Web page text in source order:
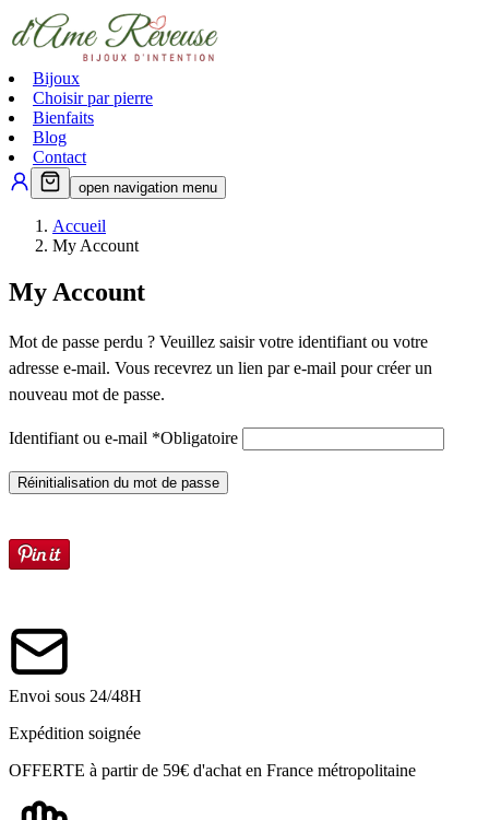
Bijoux
Choisir par pierre
Bienfaits
Blog
Contact
open navigation menu
Accueil
My Account
My Account
Mot de passe perdu ? Veuillez saisir votre identifiant ou votre
adresse e-mail. Vous recevrez un lien par e-mail pour créer un
nouveau mot de passe.
Identifiant ou e-mail *Obligatoire
Réinitialisation du mot de passe
Envoi sous 24/48H
Expédition soignée
OFFERTE à partir de 59€ d'achat en France métropolitaine